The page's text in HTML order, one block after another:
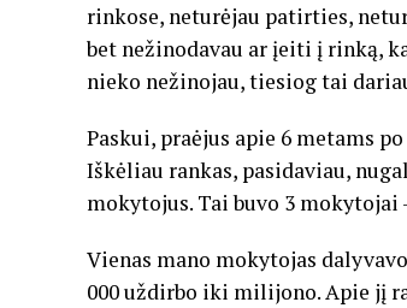
rinkose, neturėjau patirties,
bet nežinodavau ar įeiti į rinką,
nieko nežinojau, tiesiog tai
Paskui, praėjus apie 6 metams
Iškėliau rankas, pasidaviau,
mokytojus. Tai buvo 3 mokytojai
Vienas mano mokytojas
000 uždirbo iki milijono. Apie jį